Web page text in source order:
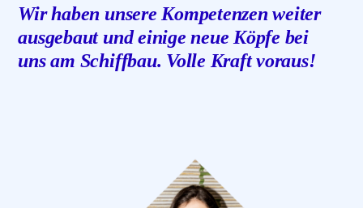
Wir haben unsere Kompetenzen weiter
ausgebaut und einige neue Köpfe bei
uns am Schiffbau. Volle Kraft voraus!